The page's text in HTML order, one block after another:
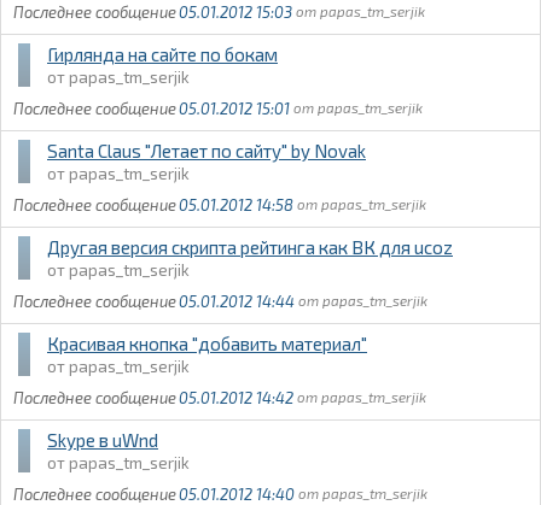
05.01.2012 15:03
papas_tm_serjik
Гирлянда на сайте по бокам
papas_tm_serjik
05.01.2012 15:01
papas_tm_serjik
Santa Claus "Летает по сайту" by Novak
papas_tm_serjik
05.01.2012 14:58
papas_tm_serjik
Другая версия скрипта рейтинга как ВК для ucoz
papas_tm_serjik
05.01.2012 14:44
papas_tm_serjik
Красивая кнопка "добавить материал"
papas_tm_serjik
05.01.2012 14:42
papas_tm_serjik
Skype в uWnd
papas_tm_serjik
05.01.2012 14:40
papas_tm_serjik